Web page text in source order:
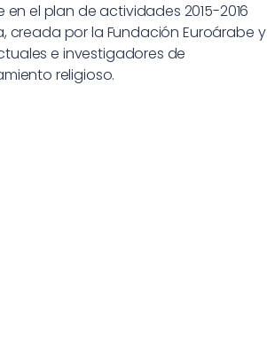
el plan de actividades 2015-2016
creada por la Fundación Euroárabe y
e investigadores de
religioso.